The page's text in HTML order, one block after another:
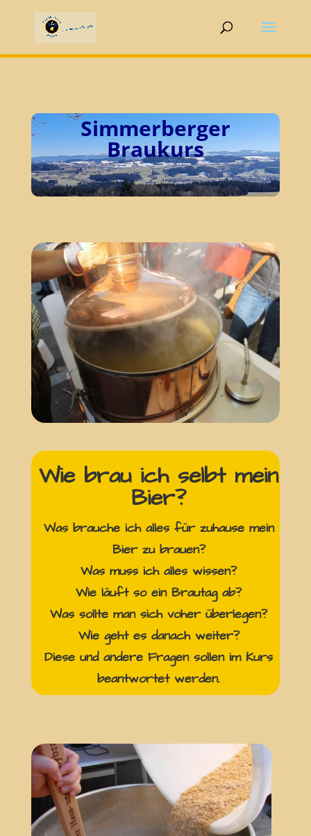
Simmerberger
Braukurs
Wie brau ich selbt mein
Bier?
Was brauche ich alles für zuhause mein
Bier zu brauen?
Was muss ich alles wissen?
Wie läuft so ein Brautag ab?
Was sollte man sich voher überlegen?
Wie geht es danach weiter?
Diese und andere Fragen sollen im Kurs
beantwortet werden.